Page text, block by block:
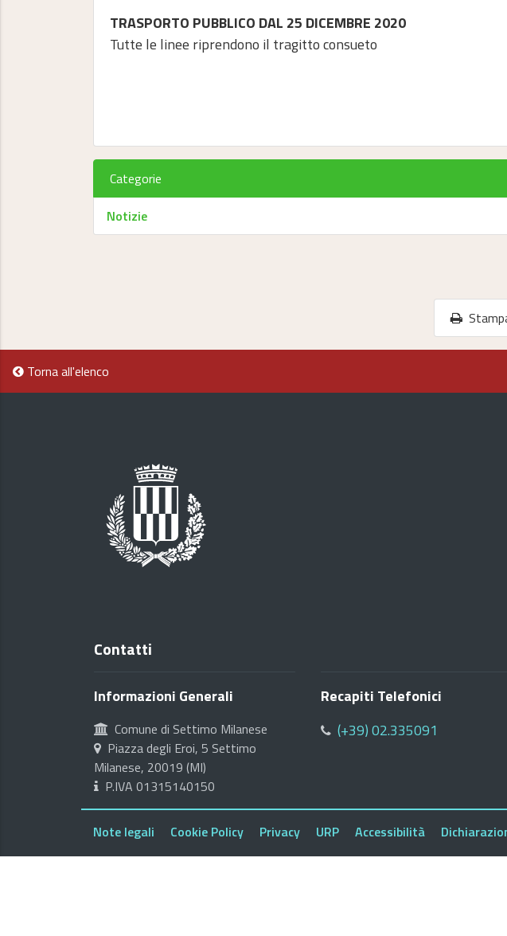
TRASPORTO PUBBLICO DAL 25 DICEMBRE 2020
Tutte le linee riprendono il tragitto consueto
Categorie
Notizie
Torna all'elenco
Contatti
Informazioni Generali
Comune di Settimo Milanese
Piazza degli Eroi, 5 Settimo
Milanese, 20019 (MI)
P.IVA 01315140150
Recapiti Telefonici
(+39) 02.335091
Note legali Cookie Policy Privacy URP Accessibilità